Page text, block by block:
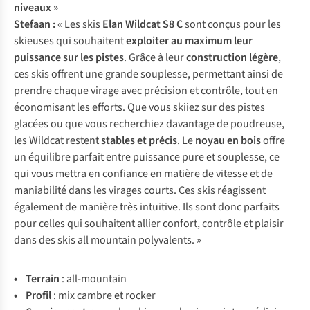
niveaux »
Stefaan :« Les skis Elan Wildcat S8 Csont conçus pour les
skieuses qui souhaitentexploiter au maximum leur
puissance sur les pistes. Grâce à leurconstruction légère,
ces skis offrent une grande souplesse, permettant ainsi de
prendre chaque virage avec précision et contrôle, tout en
économisant les efforts. Que vous skiiez sur des pistes
glacées ou que vous recherchiez davantage de poudreuse,
les Wildcat restentstables et précis. Lenoyau en boisoffre
un équilibre parfait entre puissance pure et souplesse, ce
qui vous mettra en confiance en matière de vitesse et de
maniabilité dans les virages courts. Ces skis réagissent
également de manière très intuitive. Ils sont donc parfaits
pour celles qui souhaitent allier confort, contrôle et plaisir
dans des skis all mountain polyvalents. »
• Terrain : all-mountain
• Profil: mixcambreetrocker